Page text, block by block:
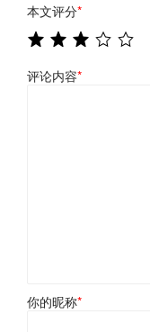
本文评分*
评论内容*
你的昵称*